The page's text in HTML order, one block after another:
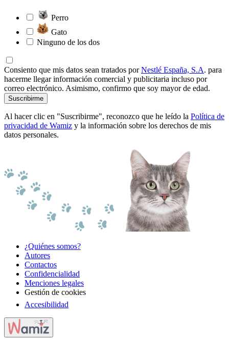
Perro
Gato
Ninguno de los dos
Consiento que mis datos sean tratados porNestlé España, S.A. para
hacerme llegar información comercial y publicitaria incluso por
correo electrónico. Asimismo, confirmo que soy mayor de edad.
Suscribirme
Al hacer clic en "Suscribirme", reconozco que he leído la Política de
privacidad de Wamiz y la información sobre los derechos de mis
datos personales.
¿Quiénes somos?
Autores
Contactos
Confidencialidad
Menciones legales
Gestión de cookies
Accesibilidad